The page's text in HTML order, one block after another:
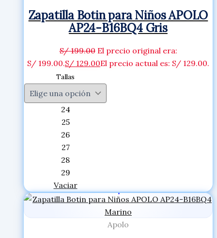
Zapatilla Botin para Niños APOLO
AP24-B16BQ4 Gris
S/199.00 El precio original era:
S/ 199.00.S/ 129.00El precio actual es: S/ 129.00.
Tallas
24
25
26
27
28
29
Vaciar
Apolo